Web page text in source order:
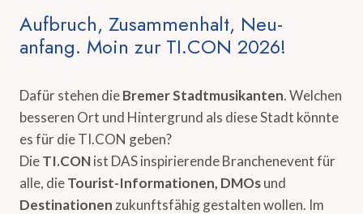
Aufbruch, Zusammenhalt, Neu-
anfang. Moin zur TI.CON 2026!
Dafür stehen dieBremer Stadtmusikanten. Welchen
besseren Ort und Hintergrund als diese Stadt könnte
es für die TI.CON geben?
DieTI.CONist DAS inspirierende Branchenevent für
alle, dieTourist-Informationen, DMOsund
Destinationen zukunftsfähig gestalten wollen. Im